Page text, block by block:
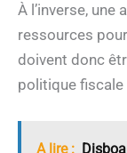
À l’inverse,
ressources
doivent donc
politique fiscale
A lire :